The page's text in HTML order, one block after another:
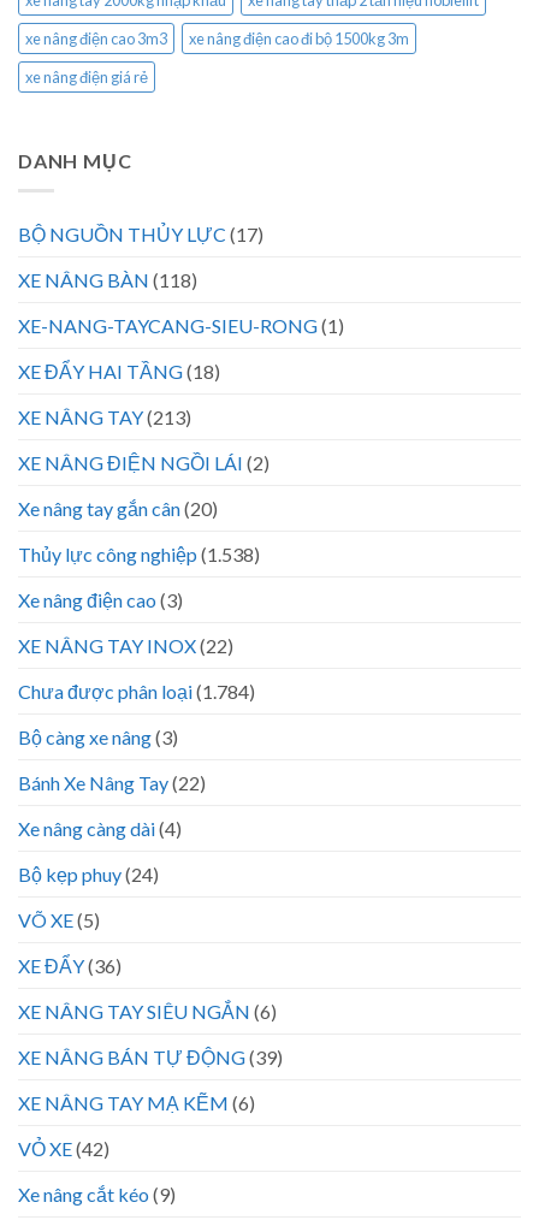
xe nâng điện cao 3m3
xe nâng điện cao đi bộ 1500kg 3m
xe nâng điện giá rẻ
DANH MỤC
BỘ NGUỒN THỦY LỰC (17)
XE NÂNG BÀN (118)
XE-NANG-TAYCANG-SIEU-RONG(1)
XE ĐẨY HAI TẦNG(18)
XE NÂNG TAY(213)
XE NÂNG ĐIỆN NGỒI LÁI (2)
Xe nâng tay gắn cân(20)
Thủy lực công nghiệp (1.538)
Xe nâng điện cao (3)
XE NÂNG TAY INOX(22)
Chưa được phân loại(1.784)
Bộ càng xe nâng(3)
Bánh Xe Nâng Tay(22)
Xe nâng càng dài(4)
Bộ kẹp phuy(24)
VÕ XE(5)
XE ĐẨY(36)
XE NÂNG TAY SIÊU NGẮN (6)
XE NÂNG BÁN TỰ ĐỘNG(39)
XE NÂNG TAY MẠ KẼM (6)
VỎ XE(42)
Xe nâng cắt kéo (9)